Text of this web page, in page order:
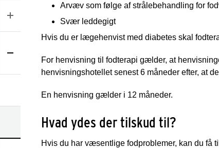
Arvæv som følge af strålebehandling for
Svær leddegigt
Hvis du er lægehenvist med diabetes skal
For henvisning til fodterapi gælder, at
henvisningshotellet senest 6 måneder efter, at
En henvisning gælder i 12 måneder.
Hvad ydes der tilskud til?
Hvis du har væsentlige fodproblemer, kan du få